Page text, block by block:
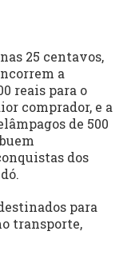
25 centavos,
a
reais para o
comprador, e a
de 500
dos
para
transporte,